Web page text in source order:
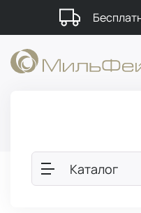
Каталог